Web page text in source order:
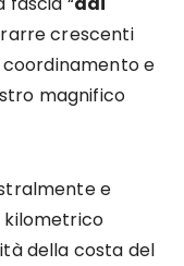
crescenti
coordinamento e
magnifico
e
kilometrico
della costa del